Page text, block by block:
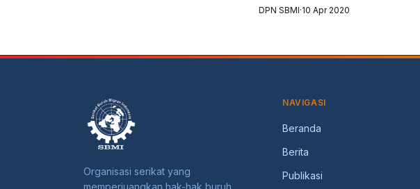
kepada warga desa Banyuputih Lor
DPN SBMI·10 Apr 2020
Organisasi serikat yang
memperjuangkan hak-hak buruh
NAVIGASI
Beranda
Berita
Publikasi